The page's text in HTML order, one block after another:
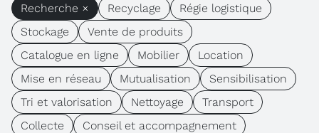
Recherche × Recyclage
Régie logistique
Stockage
Vente de produits
Catalogue en ligne
Mobilier
Location
Mise en réseau
Mutualisation
Sensibilisation
Tri et valorisation
Nettoyage
Transport
Collecte
Conseil et accompagnement